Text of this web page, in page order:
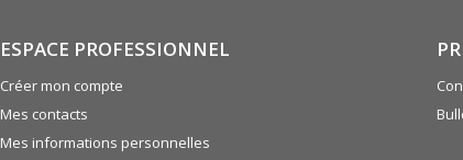
ESPACE PROFESSIONNEL
Créer mon compte
Mes contacts
Mes informations personnelles